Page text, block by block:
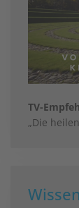
TV-
„Die